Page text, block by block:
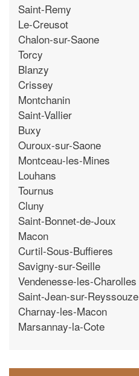
Saint-Remy
Le-Creusot
Chalon-sur-Saone
Torcy
Blanzy
Crissey
Montchanin
Saint-Vallier
Buxy
Ouroux-sur-Saone
Montceau-les-Mines
Louhans
Tournus
Cluny
Saint-Bonnet-de-Joux
Macon
Curtil-Sous-Buffieres
Savigny-sur-Seille
Vendenesse-les-Charolles
Saint-Jean-sur-Reyssouze
Charnay-les-Macon
Marsannay-la-Cote